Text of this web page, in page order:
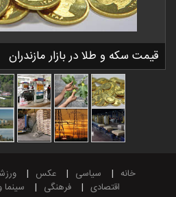
قیمت سکه و طلا در بازار مازندران
خانه سیاسی عکس
اقتصادی
فرهنگی سینما